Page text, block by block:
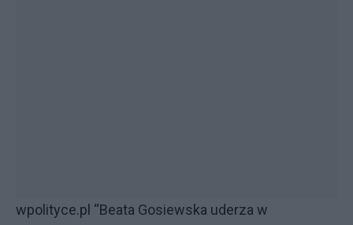
wpolityce.pl “Beata Gosiewska uderza w